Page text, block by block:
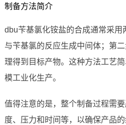
制备方法简介
dbu苄基氯化铵盐的合成通常采用
与苄基氯的反应生成中间体；第
理得到目标产物。这种方法工艺
模工业化生产。
值得注意的是，整个制备过程需
度、压力和时间等，以确保产品